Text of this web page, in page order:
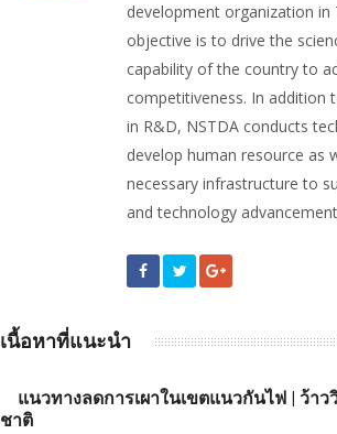
development organization in
objective is to drive the
capability of the country to
competitiveness. In addition
in R&D, NSTDA conducts
develop human resource as
necessary infrastructure to
and technology
เนื้อหาที่แนะนำ
แนวทางลดการเผาในเขตแนวกันไฟ | ว้าว
ชาติ